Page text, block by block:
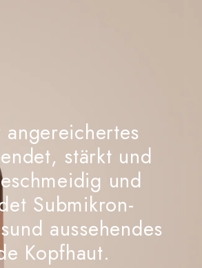
angereichertes
stärkt und
und
Submikron-
aussehendes
Kopfhaut.